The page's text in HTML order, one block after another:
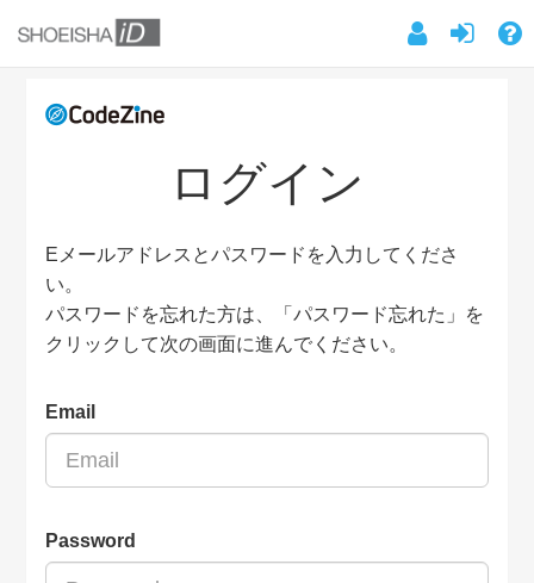
ログイン
Eメールアドレスとパスワードを入力してくださ
い。
パスワードを忘れた方は、「パスワード忘れた」を
クリックして次の画面に進んでください。
Email
Password